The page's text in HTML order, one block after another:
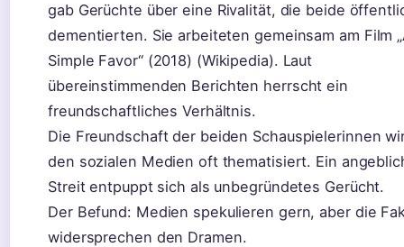
gab Gerüchte über eine Rivalität, die beide
dementierten. Sie arbeiteten gemeinsam am Film
Simple Favor“ (2018) (Wikipedia). Laut
übereinstimmenden Berichten herrscht ein
freundschaftliches Verhältnis.
Die Freundschaft der beiden Schauspielerinnen
den sozialen Medien oft thematisiert. Ein
Streit entpuppt sich als unbegründetes Gerücht.
Der Befund: Medien spekulieren gern, aber die
widersprechen den Dramen.